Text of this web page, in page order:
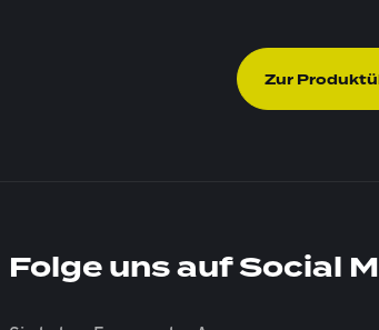
Zur
Folge uns auf Social